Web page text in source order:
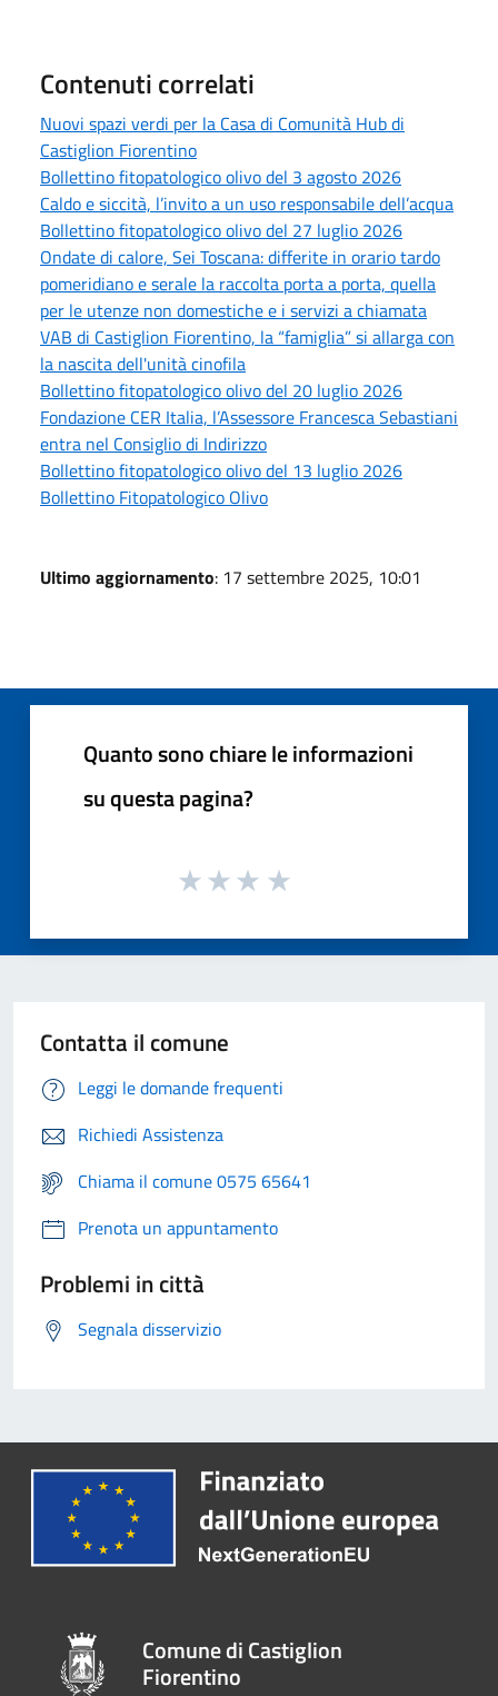
Contenuti correlati
Nuovi spazi verdi per la Casa di Comunità Hub di
Castiglion Fiorentino
Bollettino fitopatologico olivo del 3 agosto 2026
Caldo e siccità, l’invito a un uso responsabile dell’acqua
Bollettino fitopatologico olivo del 27 luglio 2026
Ondate di calore, Sei Toscana: differite in orario tardo
pomeridiano e serale la raccolta porta a porta, quella
per le utenze non domestiche e i servizi a chiamata
VAB di Castiglion Fiorentino, la “famiglia” si allarga con
la nascita dell'unità cinofila
Bollettino fitopatologico olivo del 20 luglio 2026
Fondazione CER Italia, l’Assessore Francesca Sebastiani
entra nel Consiglio di Indirizzo
Bollettino fitopatologico olivo del 13 luglio 2026
Bollettino Fitopatologico Olivo
Ultimo aggiornamento: 17 settembre 2025, 10:01
Quanto sono chiare le informazioni
su questa pagina?
Contatta il comune
Leggi le domande frequenti
Richiedi Assistenza
Chiama il comune 0575 65641
Prenota un appuntamento
Problemi in città
Segnala disservizio
Comune di Castiglion
Fiorentino